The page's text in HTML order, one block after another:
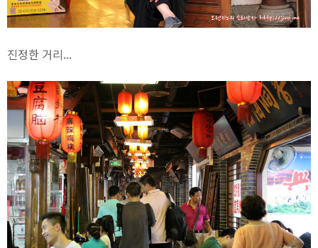
진정한 거리...